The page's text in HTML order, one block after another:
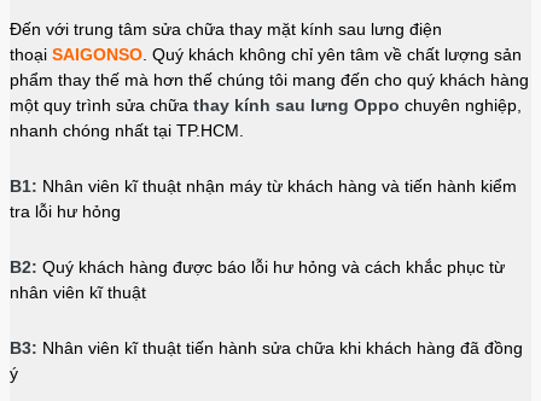
Đến với trung tâm sửa chữa thay mặt kính sau lưng điện
thoại SAIGONSO . Quý khách không chỉ yên tâm về chất lượng sản
phẩm thay thế mà hơn thế chúng tôi mang đến cho quý khách hàng
một quy trình sửa chữa thay kính sau lưng Oppo chuyên nghiệp,
nhanh chóng nhất tại TP.HCM.
B1: Nhân viên kĩ thuật nhận máy từ khách hàng và tiến hành kiểm
tra lỗi hư hỏng
B2: Quý khách hàng được báo lỗi hư hỏng và cách khắc phục từ
nhân viên kĩ thuật
B3: Nhân viên kĩ thuật tiến hành sửa chữa khi khách hàng đã đồng
ý